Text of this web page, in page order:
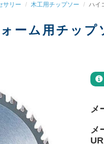
サリー 木工用チップソー
ハイ
ーム用チッ
メ
メ